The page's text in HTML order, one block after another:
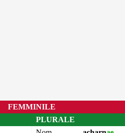
FEMMINILE
PLURALE